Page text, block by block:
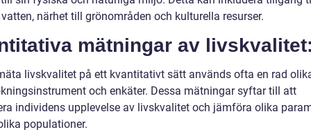
närhet till grönområden och kulturella resurser.
mätningar av
livskvalitet på ett kvantitativt sätt används ofta en rad
och enkäter. Dessa mätningar syftar till att
individens upplevelse av livskvalitet och jämföra olika
populationer.